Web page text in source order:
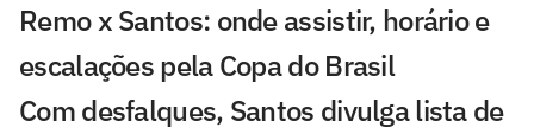
Remo x Santos: onde assistir, horário e
escalações pela Copa do Brasil
Com desfalques, Santos divulga lista de